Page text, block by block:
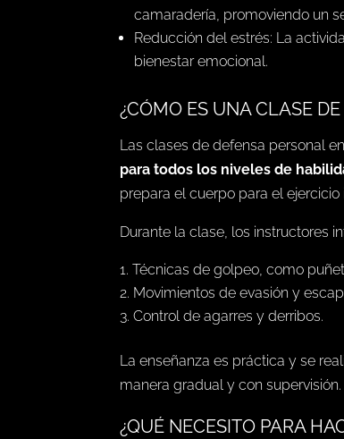
camaradería, promoviendo un
Reducción del estrés: La
bienestar emocional.
¿CÓMO ES UNA CLASE
Las clases de defensa personal
para todos los niveles de
prepara el cuerpo para el
Durante la clase, los instructores
Técnicas de golpeo, como
Movimientos de evasión y
Control de agarres y derribos.
La enseñanza es práctica y se
manera gradual y con supervisión.
¿QUÉ NECESITO PARA